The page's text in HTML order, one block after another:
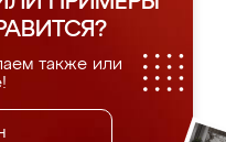
также или